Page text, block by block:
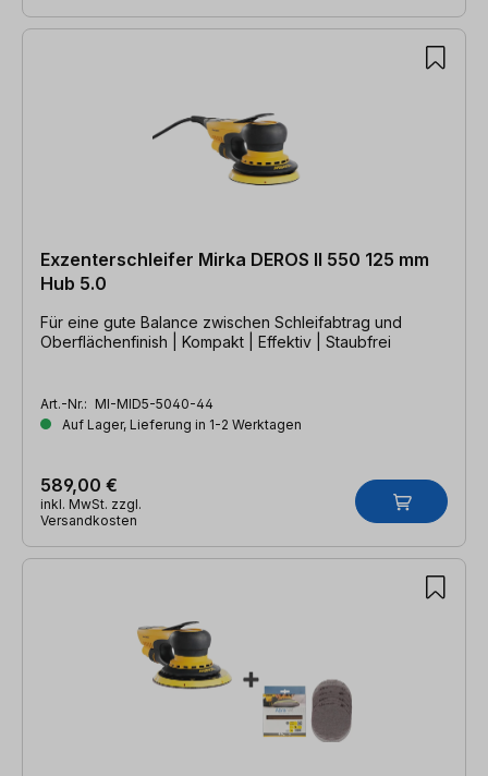
Exzenterschleifer Mirka DEROS II 550 125 mm
Hub 5.0
Für eine gute Balance zwischen Schleifabtrag und
Oberflächenfinish | Kompakt | Effektiv | Staubfrei
Art.-Nr.: MI-MID5-5040-44
Auf Lager, Lieferung in 1-2 Werktagen
589,00 €
inkl. MwSt. zzgl.
Versandkosten